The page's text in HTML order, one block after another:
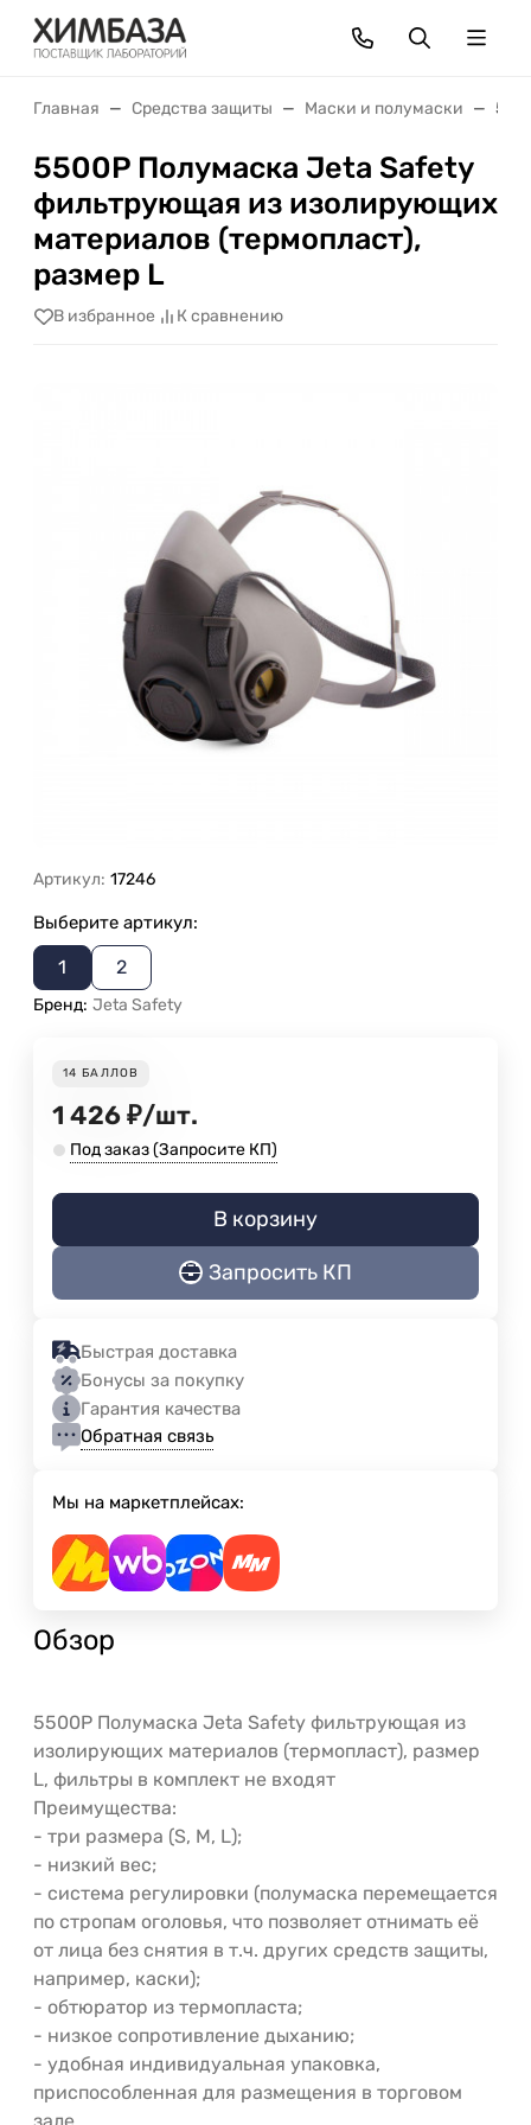
Главная Средства защиты Маски и полумаски
5500P Полумаска Jeta Safety
фильтрующая из изолирующих
материалов (термопласт),
размер L
В избранное К сравнению
Артикул: 17246
Выберите артикул:
1 2
Бренд: Jeta Safety
14 БАЛЛОВ
1 426 ₽/шт.
Под заказ (Запросите КП)
В корзину
Запросить КП
Быстрая доставка
Бонусы за покупку
Гарантия качества
Обратная связь
Мы на маркетплейсах:
Обзор
5500P Полумаска Jeta Safety фильтрующая из
изолирующих материалов (термопласт), размер
L, фильтры в комплект не входят
Преимущества:
- три размера (S, M, L);
- низкий вес;
- система регулировки (полумаска перемещается
по стропам оголовья, что позволяет отнимать её
от лица без снятия в т.ч. других средств защиты,
например, каски);
- обтюратор из термопласта;
- низкое сопротивление дыханию;
- удобная индивидуальная упаковка,
приспособленная для размещения в торговом
зале